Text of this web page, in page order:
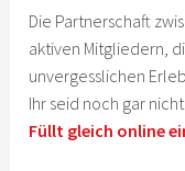
Die Partnerschaft
aktiven Mitgliedern,
unvergesslichen
Ihr seid noch gar
Füllt gleich online